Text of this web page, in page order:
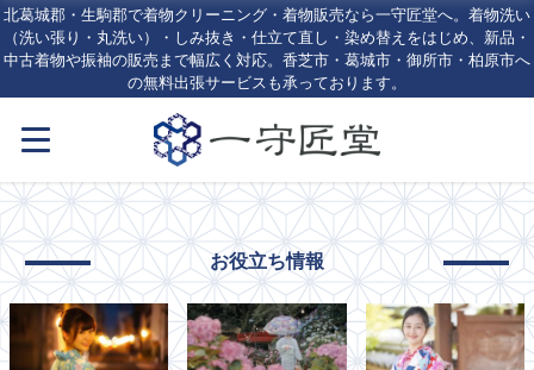
北葛城郡・生駒郡で着物クリーニング・着物販売なら一守匠堂へ。着物洗い
（洗い張り・丸洗い）・しみ抜き・仕立て直し・染め替えをはじめ、新品・
中古着物や振袖の販売まで幅広く対応。香芝市・葛城市・御所市・柏原市へ
の無料出張サービスも承っております。
お役立ち情報